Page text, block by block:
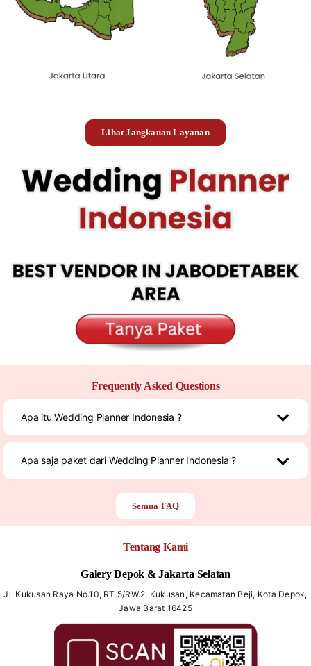
Lihat Jangkauan Layanan
Frequently Asked Questions
Apa itu Wedding Planner Indonesia ?
Apa saja paket dari Wedding Planner Indonesia ?
Semua FAQ
Tentang Kami
Galery Depok & Jakarta Selatan
Jl. Kukusan Raya No.10, RT.5/RW.2, Kukusan, Kecamatan Beji, Kota Depok,
Jawa Barat 16425